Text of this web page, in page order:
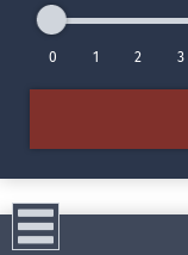
0 1 2 3